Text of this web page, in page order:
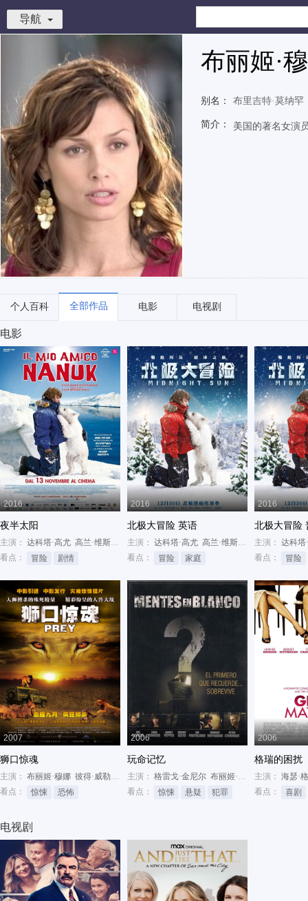
导航
布丽姬·
别名： 布里吉特·莫纳罕
简介： 美国的著名女演
个人百科 全部作品 电影 电视剧
电影
2016
夜半太阳
主演： 达科塔·高尤 高兰·维斯耶克
布丽姬·穆娜
看点：
冒险 剧情
2016
北极大冒险 英语
主演： 达科塔·高尤 高兰·维斯耶克
布丽姬·穆娜
看点：
冒险 家庭
2016
北极大冒险
主演： 达科塔
看点：
冒险
2007
狮口惊魂
主演： 布丽姬·穆娜 彼得·威勒 卡莉·许洛德
看点：
惊悚 恐怖
2006
玩命记忆
主演： 格雷戈·金尼尔 布丽姬·穆娜
詹姆斯·卡维
看点：
惊悚 悬疑 犯罪
2006
格瑞的困扰
主演： 海瑟·
看点：
喜剧
电视剧